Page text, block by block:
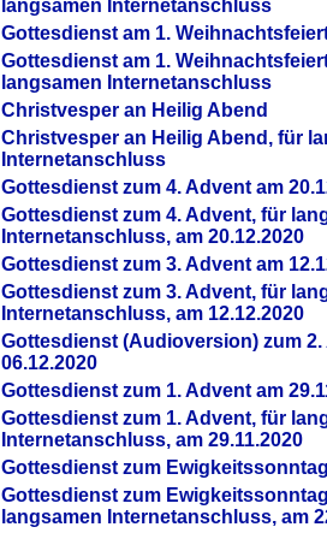
langsamen Internetanschluss
Gottesdienst am 1.
Gottesdienst am 1.
langsamen Internetanschluss
Christvesper an Heilig Abend
Christvesper an Heilig Abend, für
Internetanschluss
Gottesdienst zum 4. Advent am
Gottesdienst zum 4. Advent, für
Internetanschluss, am 20.12.2020
Gottesdienst zum 3. Advent am
Gottesdienst zum 3. Advent, für
Internetanschluss, am 12.12.2020
Gottesdienst (Audioversion) zum 2.
06.12.2020
Gottesdienst zum 1. Advent am
Gottesdienst zum 1. Advent, für
Internetanschluss, am 29.11.2020
Gottesdienst zum
Gottesdienst zum
langsamen Internetanschluss, am